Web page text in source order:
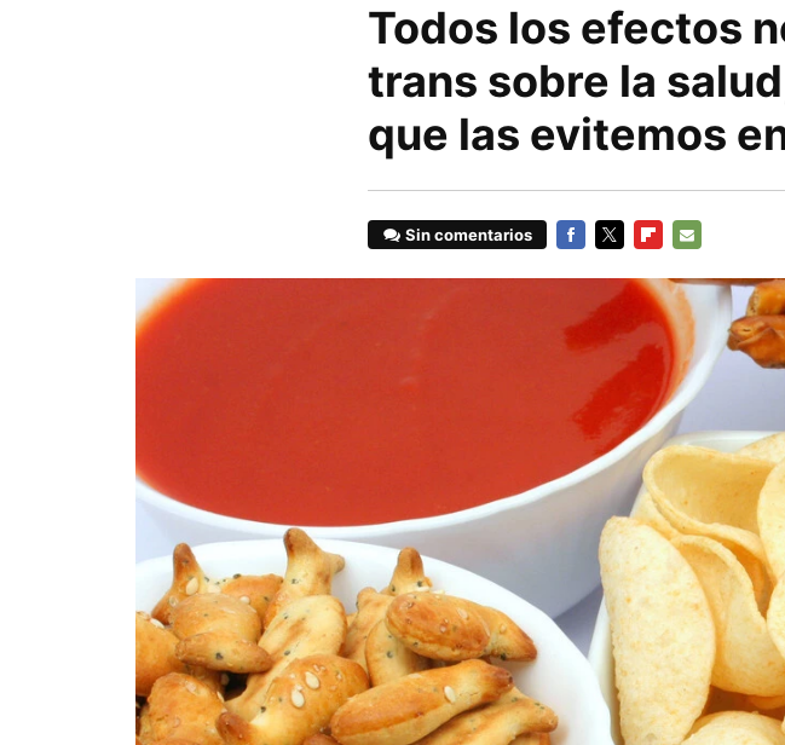
Todos los efectos
trans sobre la
que las evitemos
Sin comentarios
MAIL